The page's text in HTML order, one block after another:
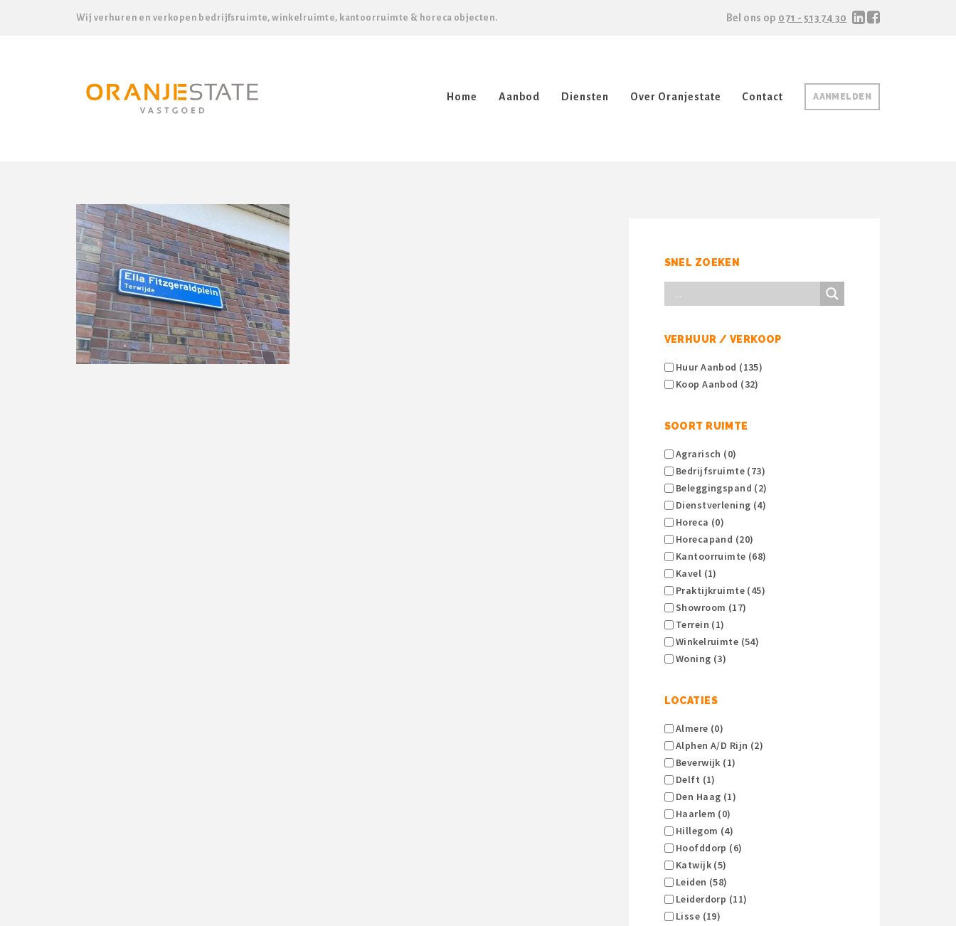
Wij verhuren en verkopen bedrijfsruimte, winkelruimte, kantoorruimte & horeca objecten. Bel ons op 071 - 513 74 30
AANMELDEN
Home Aanbod Diensten Over Oranjestate Contact
SNEL ZOEKEN
VERHUUR / VERKOOP
Huur Aanbod (135)
Koop Aanbod (32)
SOORT RUIMTE
Agrarisch (0)
Bedrijfsruimte (73)
Beleggingspand (2)
Dienstverlening (4)
Horeca (0)
Horecapand (20)
Kantoorruimte (68)
Kavel (1)
Praktijkruimte (45)
Showroom (17)
Terrein (1)
Winkelruimte (54)
Woning (3)
LOCATIES
Almere (0)
Alphen A/d Rijn (2)
Beverwijk (1)
Delft (1)
Den Haag (1)
Haarlem (0)
Hillegom (4)
Hoofddorp (6)
Katwijk (5)
Leiden (58)
Leiderdorp (11)
Lisse (19)